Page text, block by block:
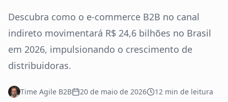
Descubra como o e-commerce B2B no canal
indireto movimentará R$ 24,6 bilhões no Brasil
em 2026, impulsionando o crescimento de
distribuidoras.
Time Agile B2B 20 de maio de 2026 12 min de leitura